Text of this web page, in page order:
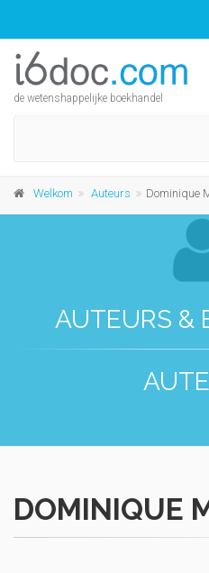
de wetenshappelijke boekhandel
Welkom Auteurs Dominique
AUTEURS &
DOMINIQUE